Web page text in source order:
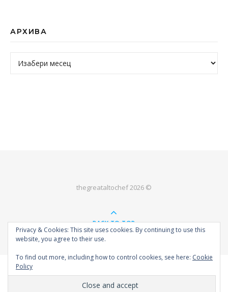
АРХИВА
Архива
thegreataltochef 2026 ©
BACK TO TOP
Privacy & Cookies: This site uses cookies. By continuing to use this
website, you agree to their use.
To find out more, including how to control cookies, see here: Cookie
Policy